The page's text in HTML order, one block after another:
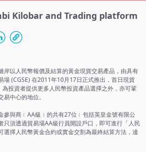
Kilobar and Trading platform
岸以人民幣報價及結算的黃金現貨交易產品，由具有
場 (CGSE) 在2011年10月17日正式推出，首日現貨
投資者提供更多人民幣投資產品選擇之外，亦可鞏
中心的地位。
參與商﹝AA級﹞的共有27位﹝包括英皇金號有限公
只須透過貿易場AA級行員開設戶口，即可進行「人民
選擇人民幣黃金合約或實金交割為最終結算方法，達